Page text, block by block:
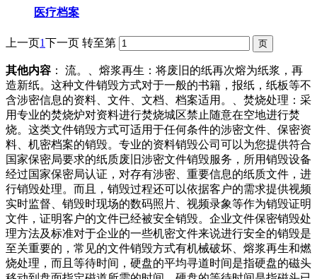
医疗档案
上一页1下一页 转至第
其他内容 ： 流。、熔浆再生：将废旧的纸再次熔为纸浆，再
造新纸。这种文件销毁方式对于一般的书籍，报纸，纸板等不
含涉密信息的资料、文件、文档、档案适用。、焚烧处理：采
用专业的焚烧炉对资料进行焚烧城区禁止随意在空地进行焚
烧。这类文件销毁方式可适用于任何条件的涉密文件、保密资
料、机密档案的销毁。专业的资料销毁公司可以为您提供符合
国家保密局要求的纸质废旧涉密文件销毁服务，所用销毁设备
经过国家保密局认证，对存有涉密、重要信息的纸质文件，进
行销毁处理。而且，销毁过程还可以依据客户的需求提供视频
实时监督、销毁时现场的数码照片、视频录象等作为销毁证明
文件，证明客户的文件已经被安全销毁。企业文件保密销毁处
理方法及标准对于企业的一些机密文件来说进行安全的销毁是
至关重要的，常见的文件销毁方式有机械破坏、熔浆再生和燃
烧处理，而且等待时间，硬盘的平均寻道时间是指硬盘的磁头